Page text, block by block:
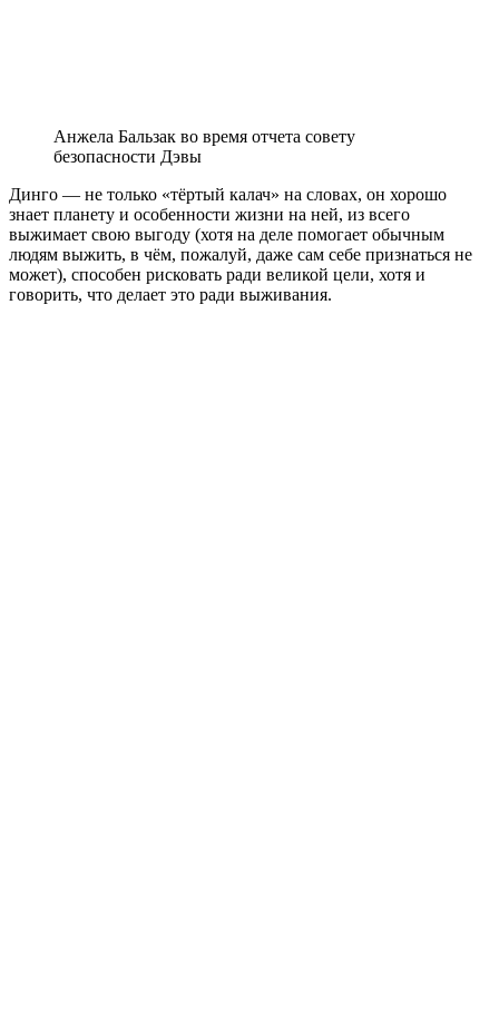
Анжела Бальзак во время отчета совету
безопасности Дэвы
Динго — не только «тёртый калач» на словах, он хорошо
знает планету и особенности жизни на ней, из всего
выжимает свою выгоду (хотя на деле помогает обычным
людям выжить, в чём, пожалуй, даже сам себе признаться не
может), способен рисковать ради великой цели, хотя и
говорить, что делает это ради выживания.